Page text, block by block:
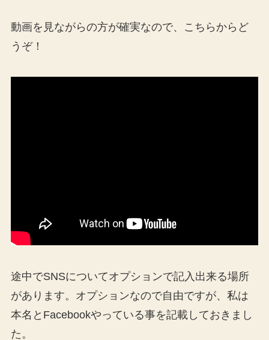
動画を見ながらの方が確実なので、こちらからど
うぞ！
途中でSNSについてオプションで記入出来る場所
があります。オプションなので自由ですが、私は
本名とFacebookやっている事を記載しておきまし
た。